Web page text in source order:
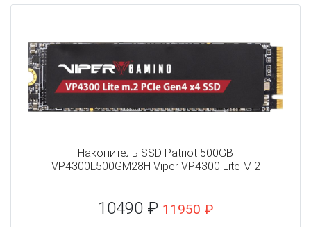
Накопитель SSD Patriot 500GB
VP4300L500GM28H Viper VP4300 Lite M.2
10490 ₽ 11950 ₽